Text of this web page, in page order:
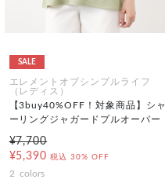
SALE
エレメントオブシンプルライフ
（レディス）
【3buy40%OFF！対象商品】シャ
ーリングジャガードプルオーバー
¥7,700
¥5,390 税込 30% OFF
2 colors